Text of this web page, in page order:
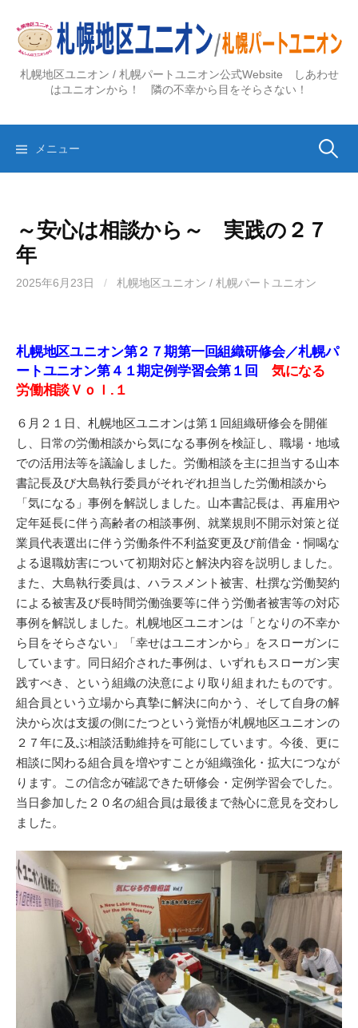
ス
札幌地区ユニオン / 札幌パートユニオン公式Website しあわせ
はユニオンから！ 隣の不幸から目をそらさない！
メニュー 検
～安心は相談から～ 実践の２７
年
2025年6月23日 / 札幌地区ユニオン / 札幌パートユニオン
札幌地区ユニオン第２７期第一回組織研修会／札幌パ
ートユニオン第４１期定例学習会第１回
気になる
労働相談Ｖｏｌ.１
６月２１日、札幌地区ユニオンは第１回組織研修会を開催
し、日常の労働相談から気になる事例を検証し、職場・地域
での活用法等を議論しました。労働相談を主に担当する山本
書記長及び大島執行委員がそれぞれ担当した労働相談から
「気になる」事例を解説しました。山本書記長は、再雇用や
定年延長に伴う高齢者の相談事例、就業規則不開示対策と従
業員代表選出に伴う労働条件不利益変更及び前借金・恫喝な
よる退職妨害について初期対応と解決内容を説明しました。
また、大島執行委員は、ハラスメント被害、杜撰な労働契約
による被害及び長時間労働強要等に伴う労働者被害等の対応
事例を解説しました。札幌地区ユニオンは「となりの不幸か
ら目をそらさない」「幸せはユニオンから」をスローガンに
しています。同日紹介された事例は、いずれもスローガン実
践すべき、という組織の決意により取り組まれたものです。
組合員という立場から真摯に解決に向かう、そして自身の解
決から次は支援の側にたつという覚悟が札幌地区ユニオンの
２７年に及ぶ相談活動維持を可能にしています。今後、更に
相談に関わる組合員を増やすことが組織強化・拡大につなが
ります。この信念が確認できた研修会・定例学習会でした。
当日参加した２０名の組合員は最後まで熱心に意見を交わし
ました。